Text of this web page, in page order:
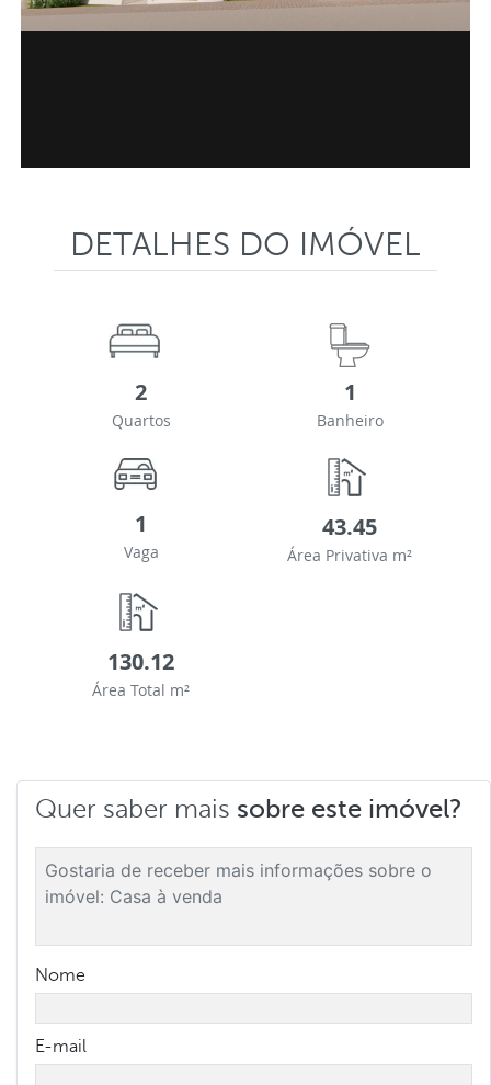
DETALHES DO IMÓVEL
2
Quartos
1
Banheiro
1
Vaga
43.45
Área Privativa m²
130.12
Área Total m²
Quer saber mais sobre este imóvel?
Nome
E-mail